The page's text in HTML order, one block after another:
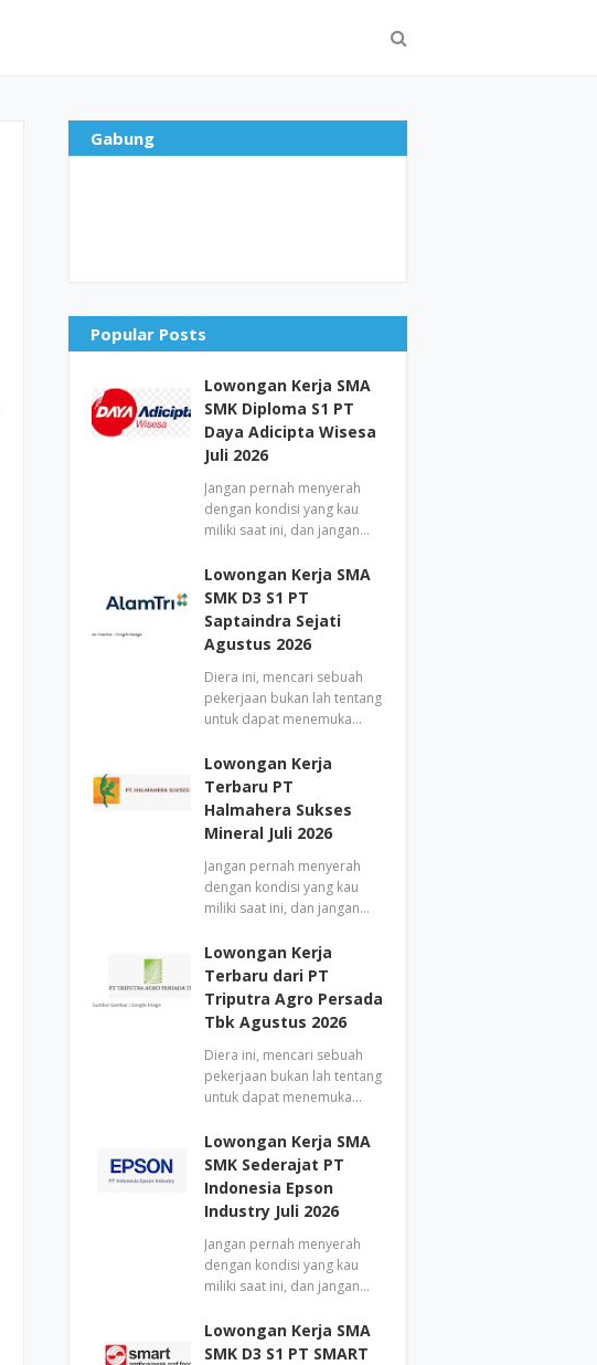
Gabung
Popular Posts
Lowongan Kerja SMA
SMK Diploma S1 PT
Daya Adicipta Wisesa
Juli 2026
Jangan pernah menyerah
dengan kondisi yang kau
miliki saat ini, dan jangan…
Lowongan Kerja SMA
SMK D3 S1 PT
Saptaindra Sejati
Agustus 2026
Diera ini, mencari sebuah
pekerjaan bukan lah tentang
untuk dapat menemuka…
Lowongan Kerja
Terbaru PT
Halmahera Sukses
Mineral Juli 2026
Jangan pernah menyerah
dengan kondisi yang kau
miliki saat ini, dan jangan…
Lowongan Kerja
Terbaru dari PT
Triputra Agro Persada
Tbk Agustus 2026
Diera ini, mencari sebuah
pekerjaan bukan lah tentang
untuk dapat menemuka…
Lowongan Kerja SMA
SMK Sederajat PT
Indonesia Epson
Industry Juli 2026
Jangan pernah menyerah
dengan kondisi yang kau
miliki saat ini, dan jangan…
Lowongan Kerja SMA
SMK D3 S1 PT SMART